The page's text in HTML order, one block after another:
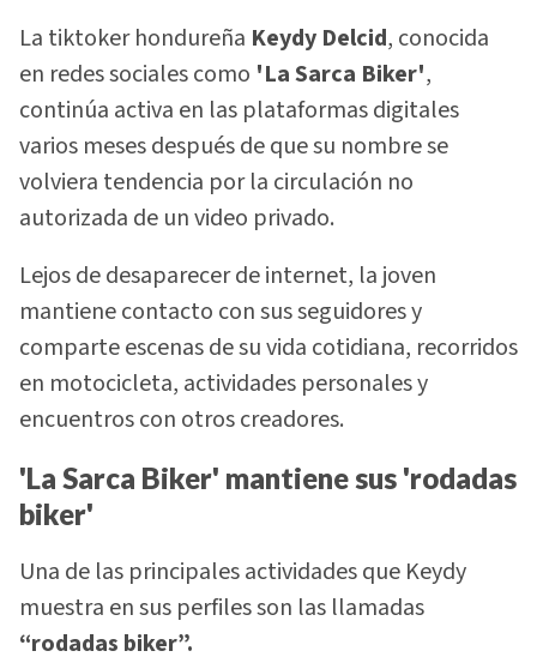
La tiktoker hondureña Keydy Delcid, conocida
en redes sociales como 'La Sarca Biker',
continúa activa en las plataformas digitales
varios meses después de que su nombre se
volviera tendencia por la circulación no
autorizada de un video privado.
Lejos de desaparecer de internet, la joven
mantiene contacto con sus seguidores y
comparte escenas de su vida cotidiana, recorridos
en motocicleta, actividades personales y
encuentros con otros creadores.
'La Sarca Biker' mantiene sus 'rodadas
biker'
Una de las principales actividades que Keydy
muestra en sus perfiles son las llamadas
“rodadas biker”.